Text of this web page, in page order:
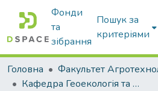
Фонди
та
зібрання
Пошук за
критеріями
Головна
Кафедра Геоекологія та землеустрій